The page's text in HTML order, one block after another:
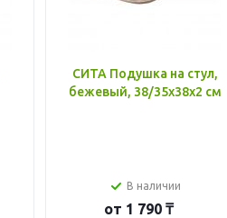
СИТА Подушка на стул,
бежевый, 38/35x38x2 см
В наличии
от 1 790 ₸